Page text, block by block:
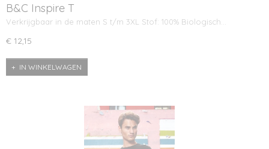
B&C Inspire T
Verkrijgbaar in de maten S t/m 3XL Stof: 100% Biologisch…
€ 12,15
IN WINKELWAGEN